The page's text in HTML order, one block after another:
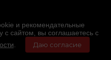
и рекомендательные
с сайтом, вы соглашаетесь с
Даю согласие